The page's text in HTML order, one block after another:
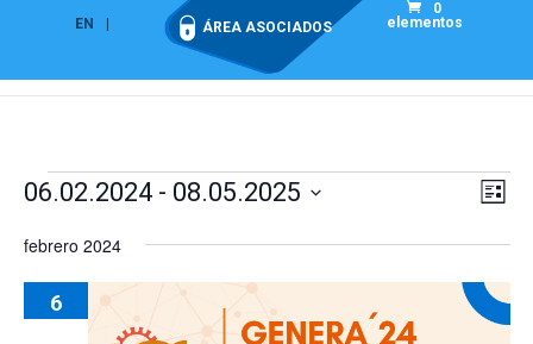
EN ÁREA ASOCIADOS
0
elementos
Eventos
de
Lista
06.02.2024 - 08.05.2025
fecha.
febrero 2024
6